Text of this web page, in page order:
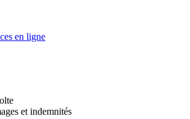
en ligne
et indemnités